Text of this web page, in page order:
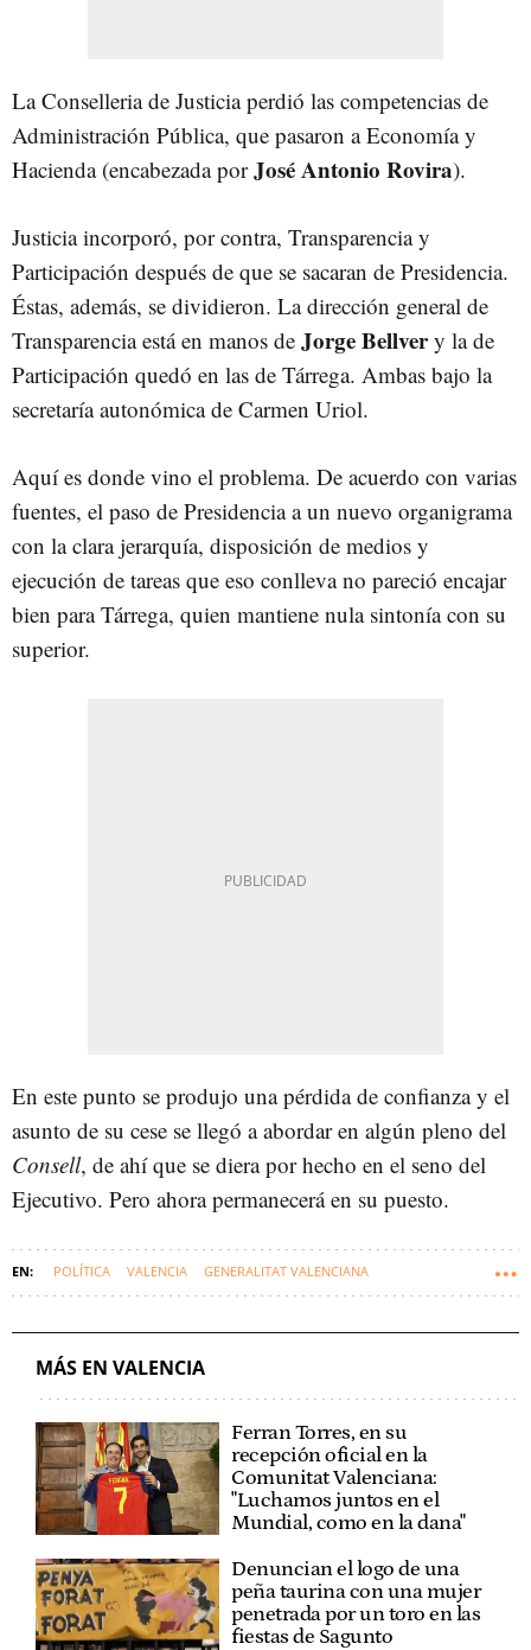
La Conselleria de Justicia perdió las competencias de
Administración Pública, que pasaron a Economía y
Hacienda (encabezada porJosé Antonio Rovira).
Justicia incorporó, por contra, Transparencia y
Participación después de que se sacaran de Presidencia.
Éstas, además, se dividieron. La dirección general de
Transparencia está en manos de Jorge Bellvery la de
Participación quedó en las de Tárrega. Ambas bajo la
secretaría autonómica de Carmen Uriol.
Aquí es donde vino el problema. De acuerdo con varias
fuentes, el paso de Presidencia a un nuevo organigrama
con la clara jerarquía, disposición de medios y
ejecución de tareas que eso conlleva no pareció encajar
bien para Tárrega, quien mantiene nula sintonía con su
superior.
En este punto se produjo una pérdida de confianza y el
asunto de su cese se llegó a abordar en algún pleno del
Consell, de ahí que se diera por hecho en el seno del
Ejecutivo. Pero ahora permanecerá en su puesto.
POLÍTICA VALENCIA GENERALITAT VALENCIANA
MÁS EN VALENCIA
Ferran Torres, en su
recepción oficial en la
Comunitat Valenciana:
"Luchamos juntos en el
Mundial, como en la dana"
Denuncian el logo de una
peña taurina con una mujer
penetrada por un toro en las
fiestas de Sagunto